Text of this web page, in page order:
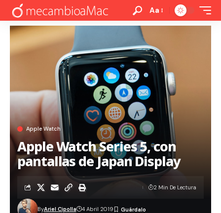
Aa
Apple Watch
Apple Watch Series 5, con
pantallas de Japan Display
ByAriel Cipolla 4 Abril 2019
2 Min De Lectura